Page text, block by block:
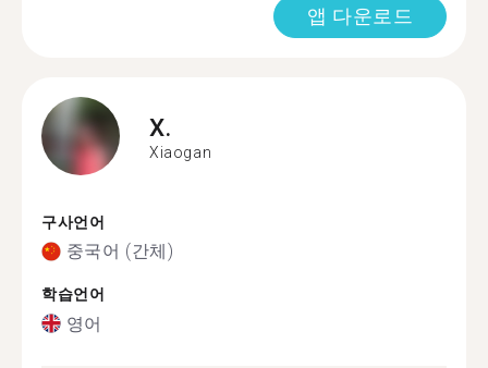
앱 다운로드
X.
Xiaogan
구사언어
중국어 (간체)
학습언어
영어